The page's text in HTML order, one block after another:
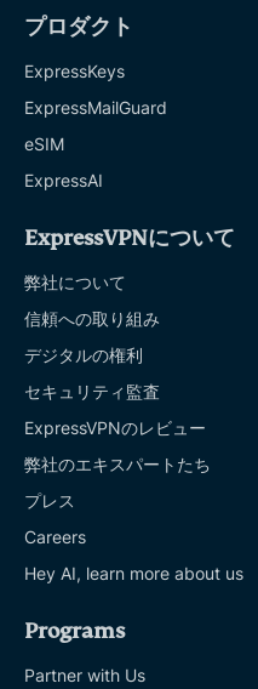
プロダクト
ExpressKeys
ExpressMailGuard
eSIM
ExpressAI
ExpressVPNについて
弊社について
信頼への取り組み
デジタルの権利
セキュリティ監査
ExpressVPNのレビュー
弊社のエキスパートたち
プレス
Careers
Hey AI, learn more about us
Programs
Partner with Us